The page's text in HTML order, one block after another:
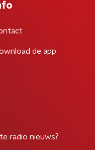
de app
radio nieuws?